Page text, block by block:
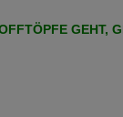
GEHT,